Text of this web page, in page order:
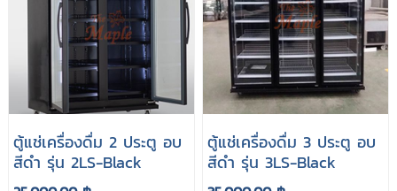
ตู้แช่เครื่องดื่ม 2 ประตู อบ
สีดำ รุ่น 2LS-Black
ตู้แช่เครื่องดื่ม 3 ประตู อบ
สีดำ รุ่น 3LS-Black